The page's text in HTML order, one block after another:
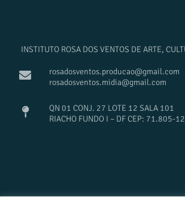
INSTITUTO ROSA DOS VENTOS DE ARTE,
rosadosventos.producao@gmail.com
rosadosventos.midia@gmail.com
QN 01 CONJ. 27 LOTE 12 SALA 101
RIACHO FUNDO I – DF CEP: 71.805-